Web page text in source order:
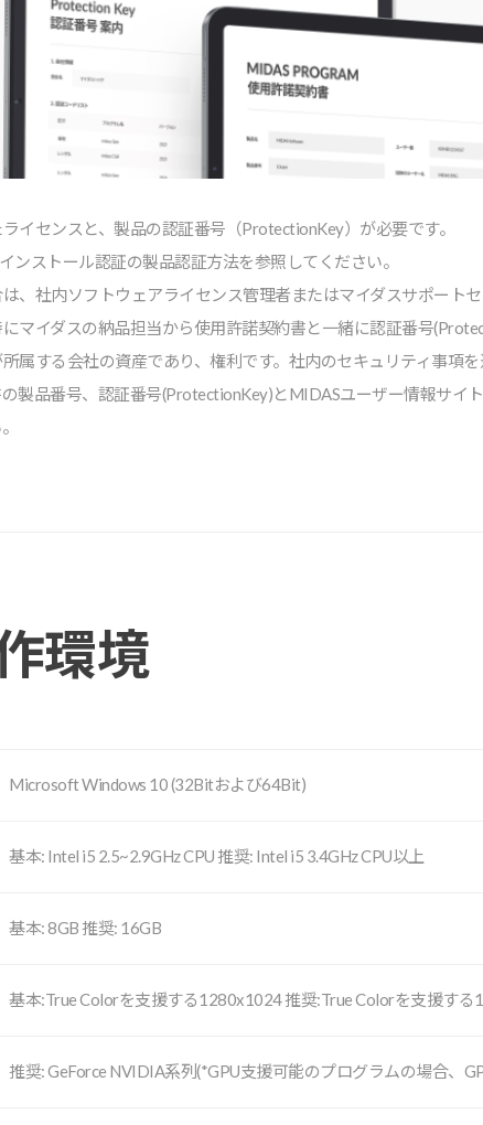
イセンスと、製品の認証番号（ProtectionKey）が必要です。
ンストール認証の製品認証⽅法を参照してください。
、社内ソフトウェアライセンス管理者またはマイダスサポートセ
マイダスの納品担当から使⽤許諾契約書と⼀緒に認証番号
属する会社の資産であり、権利です。社内のセキュリティ事項
製品番号、認証番号(ProtectionKey)とMIDASユーザー情報サイ
環境
Microsoft Windows 10 (32Bitおよび64Bit)
基本: Intel i5 2.5~2.9GHz CPU 推奨: Intel i5 3.4GHz CPU以上
基本: 8GB 推奨: 16GB
基本:True Colorを⽀援する1280x1024 推奨:True Colorを⽀援する
推奨: GeForce NVIDIA系列(*GPU⽀援可能のプログラムの場合、